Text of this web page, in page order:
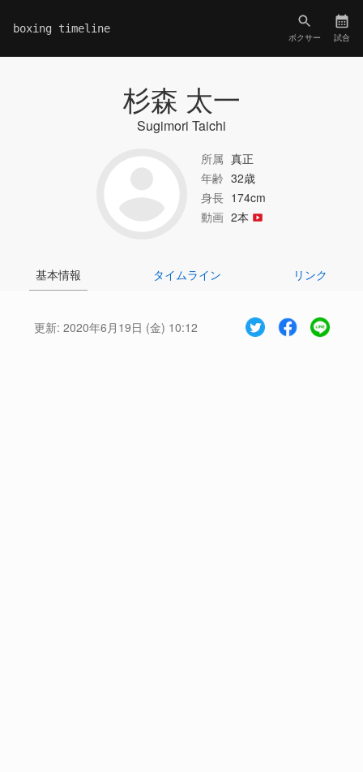
boxing timeline
ボクサー 試合
杉森 太一
Sugimori Taichi
所属 真正
年齢 32歳
身長 174cm
動画 2本
基本情報 タイムライン リンク
更新: 2020年6月19日 (金) 10:12